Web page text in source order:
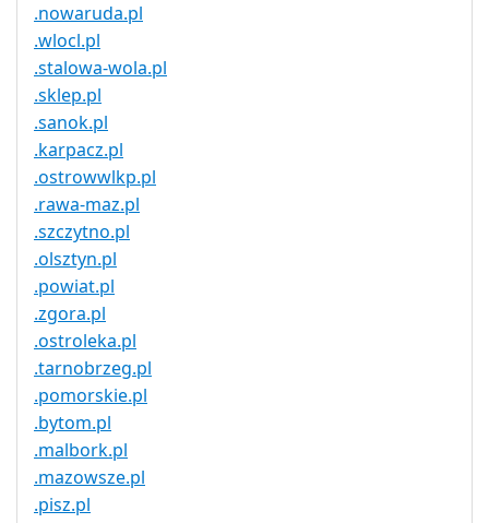
.nowaruda.pl
.wlocl.pl
.stalowa-wola.pl
.sklep.pl
.sanok.pl
.karpacz.pl
.ostrowwlkp.pl
.rawa-maz.pl
.szczytno.pl
.olsztyn.pl
.powiat.pl
.zgora.pl
.ostroleka.pl
.tarnobrzeg.pl
.pomorskie.pl
.bytom.pl
.malbork.pl
.mazowsze.pl
.pisz.pl